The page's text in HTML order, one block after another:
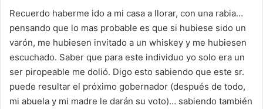
Recuerdo haberme ido a mi casa a llorar, con una rabia…
pensando que lo mas probable es que si hubiese sido un
varón, me hubiesen invitado a un whiskey y me hubiesen
escuchado. Saber que para este individuo yo solo era un
ser piropeable me dolió. Digo esto sabiendo que este sr.
puede resultar el próximo gobernador (después de todo,
mi abuela y mi madre le darán su voto)… sabiendo también